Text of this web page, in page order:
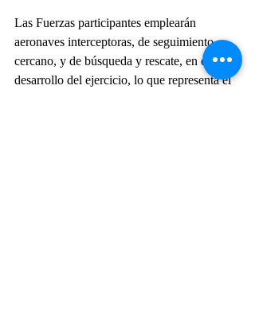
Las Fuerzas participantes emplearán
aeronaves interceptoras, de seguimiento
cercano, y de búsqueda y rescate, en el
desarrollo del ejercicio, lo que representa el